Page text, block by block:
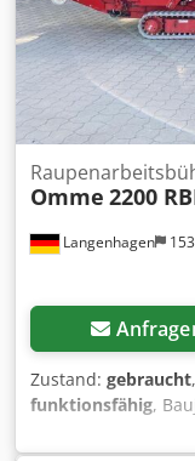
Langenhagen
Omme 2200
Zustand: gebraucht
funktionsfähig,
kg, Transportlänge: